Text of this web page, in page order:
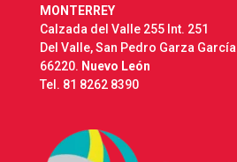
MONTERREY
Calzada del Valle 255 Int. 251
Del Valle, San Pedro Garza García
66220. Nuevo León
Tel. 81 8262 8390